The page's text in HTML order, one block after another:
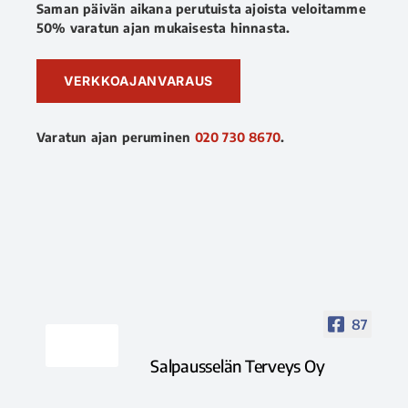
Saman päivän aikana perutuista ajoista veloitamme
50% varatun ajan mukaisesta hinnasta.
VERKKOAJANVARAUS
Varatun ajan peruminen 020 730 8670.
87
Salpausselän Terveys Oy